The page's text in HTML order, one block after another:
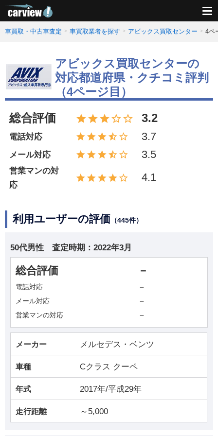
車買取・中古車査定 車買取業者を探す アビックス買取センター 4ペ
アビックス買取センターの
対応都道府県・クチコミ評判
（4ページ目）
総合評価 3.2
電話対応 3.7
メール対応 3.5
営業マンの対
応
4.1
利用ユーザーの評価 （445件）
50代男性 査定時期： 2022年3月
総合評価 －
電話対応 －
メール対応 －
営業マンの対応 －
メーカー メルセデス・ベンツ
車種 Cクラス クーペ
年式 2017年/平成29年
走行距離 ～5,000